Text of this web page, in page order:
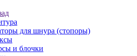
для шнура (стопоры)
и блочки